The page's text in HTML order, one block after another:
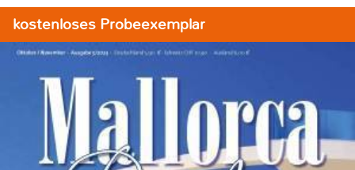
kostenloses Probeexemplar